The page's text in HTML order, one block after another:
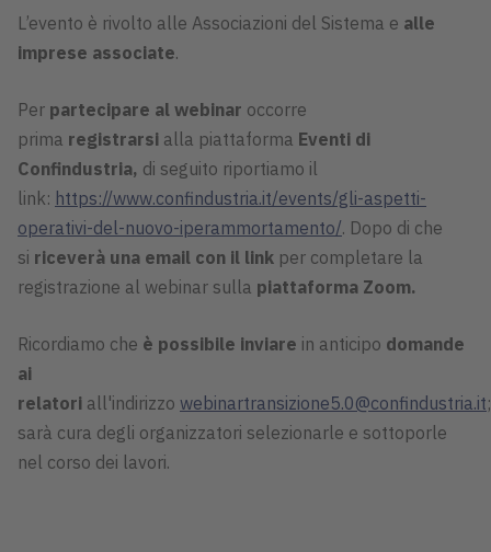
L’evento è rivolto alle Associazioni del Sistema e alle
imprese associate.
Per partecipare al webinar occorre
prima registrarsi alla piattaforma Eventi di
Confindustria, di seguito riportiamo il
link: https://www.confindustria.it/events/gli-aspetti-
operativi-del-nuovo-iperammortamento/. Dopo di che
si riceverà una email con il link per completare la
registrazione al webinar sulla piattaforma Zoom.
Ricordiamo che è possibile inviare in anticipo domande
ai
relatori all'indirizzo webinartransizione5.0@confindustria.it;
sarà cura degli organizzatori selezionarle e sottoporle
nel corso dei lavori.